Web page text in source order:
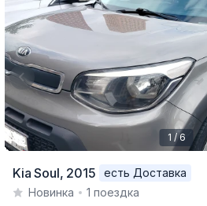
of
1 / 6
Kia Soul, 2015
есть Доставка
Новинка
1 поездка